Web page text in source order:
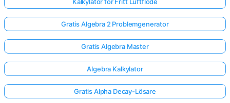
Gratis Algebra 2 Problemgenerator
Gratis Algebra Master
Algebra Kalkylator
Gratis Alpha Decay-Lösare